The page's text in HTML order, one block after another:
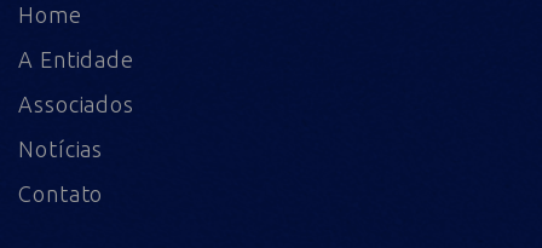
Home
A Entidade
Associados
Notícias
Contato